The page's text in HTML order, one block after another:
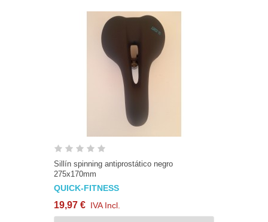
Sillín spinning antiprostático negro
275x170mm
QUICK-FITNESS
19,97 € IVA Incl.